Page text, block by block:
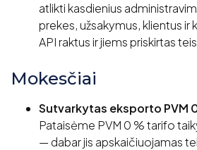
atlikti kasdienius
prekes, užsakymus, klientus ir
API raktus ir jiems priskirtas
Mokesčiai
Sutvarkytas eksporto PVM
Pataisėme PVM 0 % tarifo
— dabar jis apskaičiuojamas